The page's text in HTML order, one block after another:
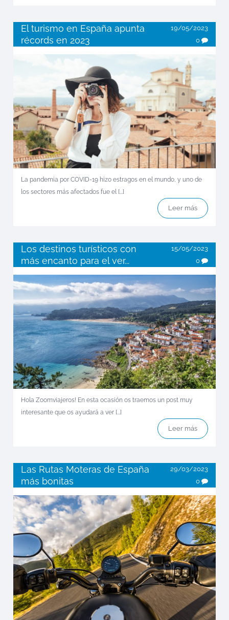
El turismo en España apunta
récords en 2023
19/05/2023
0
La pandemia por COVID-19 hizo estragos en el mundo, y uno de
los sectores más afectados fue el [...]
Leer más
Los destinos turísticos con
más encanto para el ver...
15/05/2023
0
Hola Zoomviajeros! En esta ocasión os traemos un post muy
interesante que os ayudará a ver [...]
Leer más
Las Rutas Moteras de España
más bonitas
29/03/2023
0